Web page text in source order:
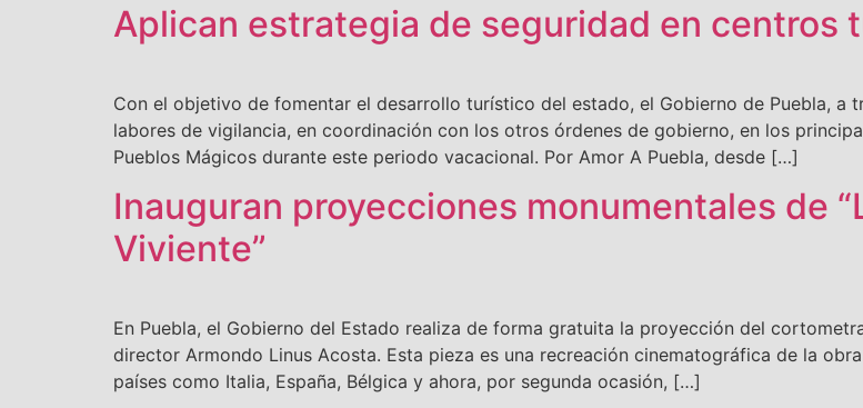
Aplican estrategia de seguridad en centros
Con el objetivo de fomentar el desarrollo turístico del estado, el Gobierno de Puebla, a
labores de vigilancia, en coordinación con los otros órdenes de gobierno, en los
Pueblos Mágicos durante este periodo vacacional. Por Amor A Puebla, desde […]
Inauguran proyecciones monumentales de
Viviente”
En Puebla, el Gobierno del Estado realiza de forma gratuita la proyección del
director Armondo Linus Acosta. Esta pieza es una recreación cinematográfica de la
países como Italia, España, Bélgica y ahora, por segunda ocasión, […]